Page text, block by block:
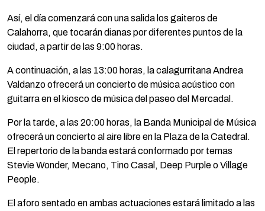
Así, el día comenzará con una salida los gaiteros de
Calahorra, que tocarán dianas por diferentes puntos de la
ciudad, a partir de las 9:00 horas.
A continuación, a las 13:00 horas, la calagurritana Andrea
Valdanzo ofrecerá un concierto de música acústico con
guitarra en el kiosco de música del paseo del Mercadal.
Por la tarde, a las 20:00 horas, la Banda Municipal de Música
ofrecerá un concierto al aire libre en la Plaza de la Catedral.
El repertorio de la banda estará conformado por temas
Stevie Wonder, Mecano, Tino Casal, Deep Purple o Village
People.
El aforo sentado en ambas actuaciones estará limitado a las